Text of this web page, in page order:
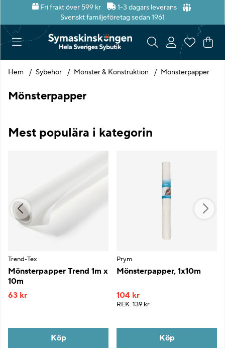
Fri frakt över 599 kr
1-3 dagars leverans
Svenskt familjeföretag sedan 1961
.
Hem Sybehör Mönster & Konstruktion Mönsterpapper
Mönsterpapper
Mest populära i kategorin
Trend-Tex
Mönsterpapper Trend 1m x
10m
63 kr
Köp
Prym
Mönsterpapper, 1x10m
104 kr
REK. 139 kr
Köp